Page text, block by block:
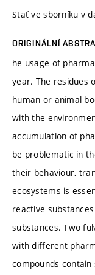
Stať ve sborníku v
ORIGINÁLNÍ
he usage of
year. The residues
human or animal
with the
accumulation of
be problematic in
their behaviour,
ecosystems is
reactive
substances. Two
with different
compounds